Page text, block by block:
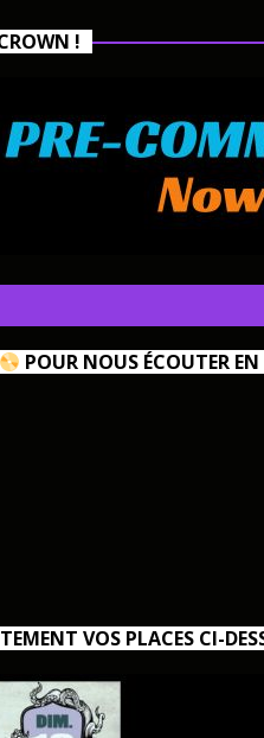
!
POUR NOUS ÉCOUTER EN
VOS PLACES CI-